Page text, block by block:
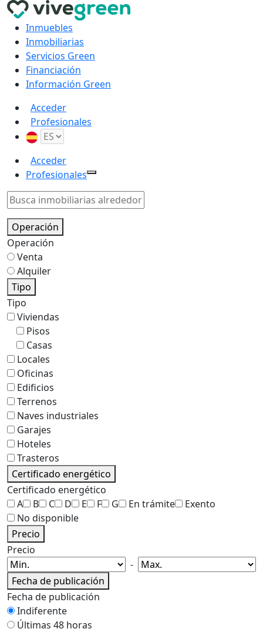
Inmuebles
Inmobiliarias
Servicios Green
Financiación
Información Green
Acceder
Profesionales
Acceder
Profesionales
Operación
Operación
Venta
Alquiler
Tipo
Tipo
Viviendas
Pisos
Casas
Locales
Oficinas
Edificios
Terrenos
Naves industriales
Garajes
Hoteles
Trasteros
Certificado energético
Certificado energético
A
B C D E F G En trámite
Exento
No disponible
Precio
Precio
-
Fecha de publicación
Fecha de publicación
Indiferente
Últimas 48 horas